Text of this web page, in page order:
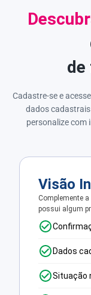
Cadastre-se e
dados
personalize com
Visão
Complemente
possui algum
Dados
Situação